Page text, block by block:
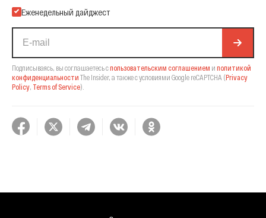
Еженедельный дайджест
Подписываясь, вы соглашаетесь спользовательским соглашением и политикой
конфиденциальности The Insider, а также с условиями Google reCAPTCHA (Privacy
Policy Terms of Service).